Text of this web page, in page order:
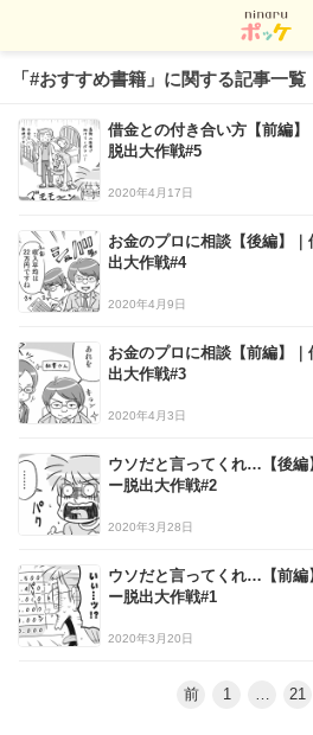
「#おすすめ書籍」に関する記事一覧
借金との付き合い方【前編
脱出大作戦#5
2020年4月17日
お金のプロに相談【後編】
出大作戦#4
2020年4月9日
お金のプロに相談【前編】
出大作戦#3
2020年4月3日
ウソだと言ってくれ…【後編
ー脱出大作戦#2
2020年3月28日
ウソだと言ってくれ…【前編
ー脱出大作戦#1
2020年3月20日
前 1 … 21